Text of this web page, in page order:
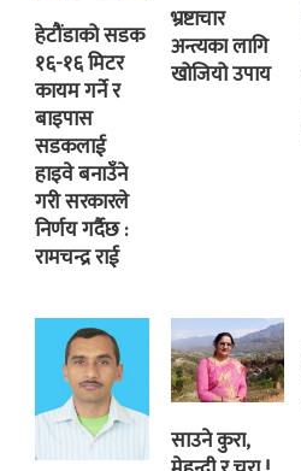
हेटौंडाको सडक
१६-१६ मिटर
कायम गर्ने र
बाइपास
सडकलाई
हाइवे बनाउँने
गरी सरकारले
निर्णय गर्दैछ :
रामचन्द्र राई
भ्रष्टाचार
अन्त्यका लागि
खोजियो उपाय
साउने कुरा,